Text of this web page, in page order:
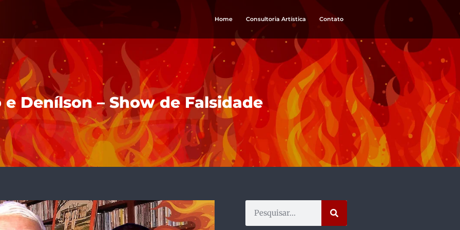
Home Consultoria Artística Contato
e Denílson – Show de Falsidade